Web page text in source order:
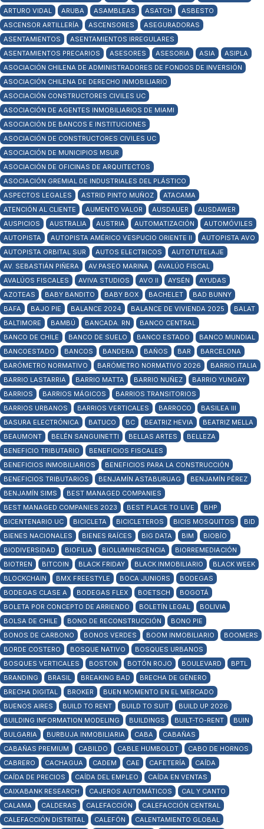
ARTURO VIDAL
ARUBA ASAMBLEAS ASATCH
ASBESTO
ASCENSOR ARTILLERÍA
ASCENSORES
ASEGURADORAS
ASENTAMIENTOS
ASENTAMIENTOS IRREGULARES
ASENTAMIENTOS PRECARIOS
ASESORES ASESORIA ASIA
ASIPLA
ASOCIACIÓN CHILENA DE ADMINISTRADORES DE FONDOS DE INVERSIÓN
ASOCIACIÓN CHILENA DE DERECHO INMOBILIARIO
ASOCIACIÓN CONSTRUCTORES CIVILES UC
ASOCIACIÓN DE AGENTES INMOBILIARIOS DE MIAMI
ASOCIACIÓN DE BANCOS E INSTITUCIONES
ASOCIACIÓN DE CONSTRUCTORES CIVILES UC
ASOCIACIÓN DE MUNICIPIOS MSUR
ASOCIACIÓN DE OFICINAS DE ARQUITECTOS
ASOCIACIÓN GREMIAL DE INDUSTRIALES DEL PLÁSTICO
ASPECTOS LEGALES
ASTRID PINTO MUÑOZ
ATACAMA
ATENCIÓN AL CLIENTE
AUMENTO VALOR AUSDAUER
AUSDAWER
AUSPICIOS
AUSTRALIA AUSTRIA AUTOMATIZACIÓN
AUTOMÓVILES
AUTOPISTA
AUTOPISTA AMÉRICO VESPUCIO ORIENTE II
AUTOPISTA AVO
AUTOPISTA ORBITAL SUR
AUTOS ELECTRICOS
AUTOTUTELAJE
AV. SEBASTIÁN PIÑERA
AV.PASEO MARINA
AVALÚO FISCAL
AVALÚOS FISCALES
AVIVA STUDIOS AVO II AYSÉN
AYUDAS
AZOTEAS
BABY BANDITO BABY BOX BACHELET
BAD BUNNY
BAFA
BAJO PIE BALANCE 2024 BALANCE DE VIVIENDA 2025
BALAT
BALTIMORE
BAMBÚ BANCADA. RN
BANCO CENTRAL
BANCO DE CHILE
BANCO DE SUELO BANCO ESTADO
BANCO MUNDIAL
BANCOESTADO
BANCOS BANDERA BAÑOS BAR
BARCELONA
BARÓMETRO NORMATIVO
BARÓMETRO NORMATIVO 2026
BARRIO ITALIA
BARRIO LASTARRIA
BARRIO MATTA BARRIO NUÑEZ
BARRIO YUNGAY
BARRIOS
BARRIOS MÁGICOS
BARRIOS TRANSITORIOS
BARRIOS URBANOS
BARRIOS VERTICALES BARROCO
BASILEA III
BASURA ELECTRÓNICA
BATUCO BC BEATRIZ HEVIA
BEATRIZ MELLA
BEAUMONT
BELÉN SANGUINETTI BELLAS ARTES
BELLEZA
BENEFICIO TRIBUTARIO
BENEFICIOS FISCALES
BENEFICIOS INMOBILIARIOS
BENEFICIOS PARA LA CONSTRUCCIÓN
BENEFICIOS TRIBUTARIOS
BENJAMÍN ASTABURUAG
BENJAMÍN PÉREZ
BENJAMÍN SIMS
BEST MANAGED COMPANIES
BEST MANAGED COMPANIES 2023
BEST PLACE TO LIVE
BHP
BICENTENARIO UC
BICICLETA BICICLETEROS BICIS MOSQUITOS
BID
BIENES NACIONALES
BIENES RAÍCES BIG DATA BIM
BIOBÍO
BIODIVERSIDAD
BIOFILIA BIOLUMINISCENCIA
BIORREMEDIACIÓN
BIOTREN
BITCOIN BLACK FRIDAY BLACK INMOBILIARIO
BLACK WEEK
BLOCKCHAIN
BMX FREESTYLE BOCA JUNIORS
BODEGAS
BODEGAS CLASE A
BODEGAS FLEX BOETSCH
BOGOTÁ
BOLETA POR CONCEPTO DE ARRIENDO
BOLETÍN LEGAL
BOLIVIA
BOLSA DE CHILE
BONO DE RECONSTRUCCIÓN
BONO PIE
BONOS DE CARBONO
BONOS VERDES BOOM INMOBILIARIO
BOOMERS
BORDE COSTERO
BOSQUE NATIVO
BOSQUES URBANOS
BOSQUES VERTICALES
BOSTON BOTÓN ROJO BOULEVARD
BPTL
BRANDING
BRASIL BREAKING BAD
BRECHA DE GÉNERO
BRECHA DIGITAL
BROKER
BUEN MOMENTO EN EL MERCADO
BUENOS AIRES
BUILD TO RENT BUILD TO SUIT
BUILD UP 2026
BUILDING INFORMATION MODELING
BUILDINGS BUILT-TO-RENT
BUIN
BULGARIA
BURBUJA INMOBILIARIA CABA
CABAÑAS
CABAÑAS PREMIUM
CABILDO CABLE HUMBOLDT
CABO DE HORNOS
CABRERO
CACHAGUA CADEM CAE CAFETERÍA
CAÍDA
CAÍDA DE PRECIOS
CAÍDA DEL EMPLEO
CAÍDA EN VENTAS
CAIXABANK RESEARCH
CAJEROS AUTOMÁTICOS
CAL Y CANTO
CALAMA
CALDERAS CALEFACCIÓN
CALEFACCIÓN CENTRAL
CALEFACCIÓN DISTRITAL
CALEFÓN
CALENTAMIENTO GLOBAL